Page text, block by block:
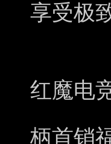
享受极
红魔电
柄首销